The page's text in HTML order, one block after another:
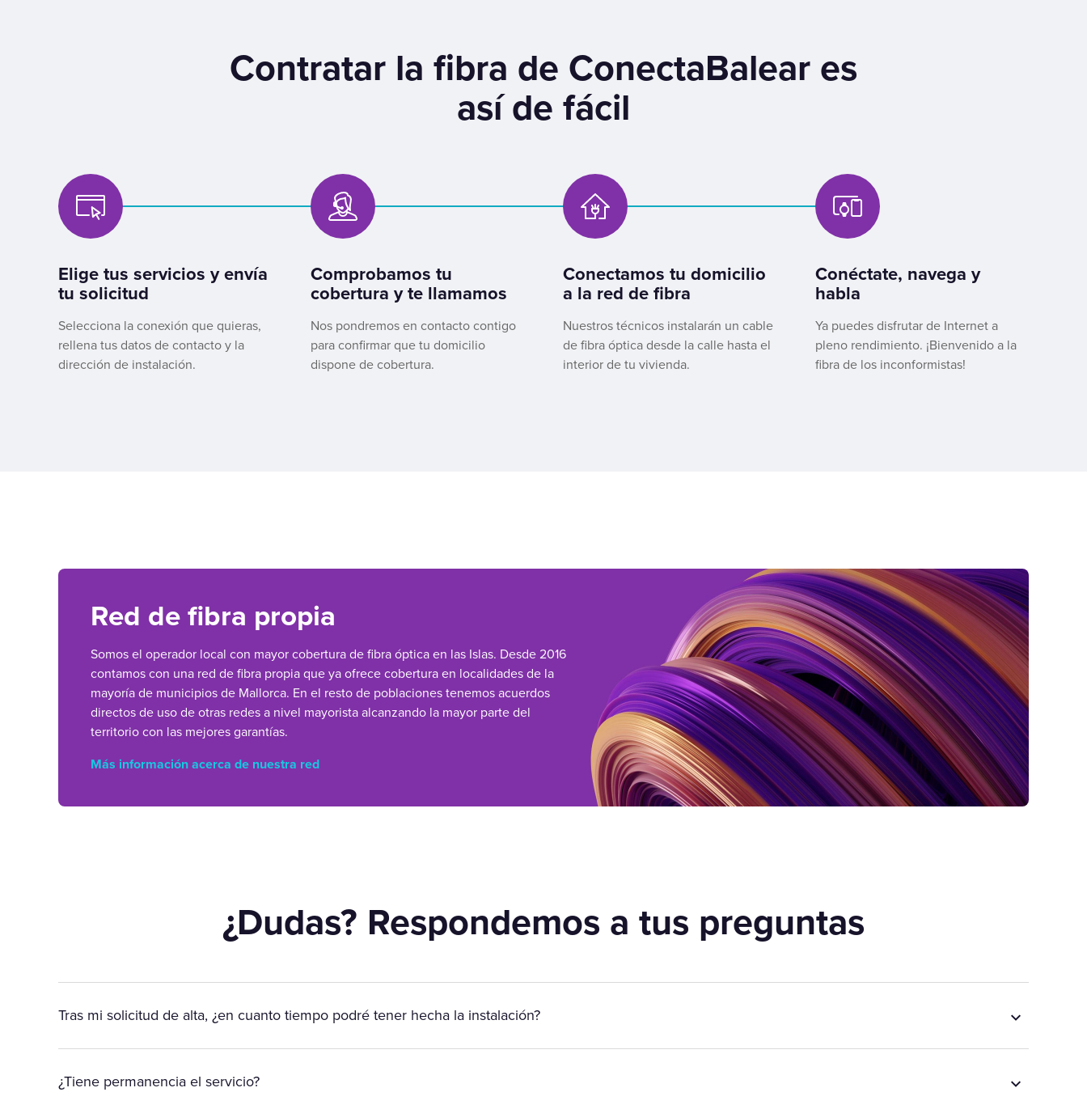
Contratar la fibra de ConectaBalear es
así de fácil
Elige tus servicios y envía
tu solicitud
Selecciona la conexión que quieras,
rellena tus datos de contacto y la
dirección de instalación.
Comprobamos tu
cobertura y te llamamos
Nos pondremos en contacto contigo
para confirmar que tu domicilio
dispone de cobertura.
Conectamos tu domicilio
a la red de fibra
Nuestros técnicos instalarán un cable
de fibra óptica desde la calle hasta el
interior de tu vivienda.
Conéctate, navega y
habla
Ya puedes disfrutar de Internet a
pleno rendimiento. ¡Bienvenido a la
fibra de los inconformistas!
Red de fibra propia
Somos el operador local con mayor cobertura de fibra óptica en las Islas. Desde 2016
contamos con una red de fibra propia que ya ofrece cobertura en localidades de la
mayoría de municipios de Mallorca. En el resto de poblaciones tenemos acuerdos
directos de uso de otras redes a nivel mayorista alcanzando la mayor parte del
territorio con las mejores garantías.
Más información acerca de nuestra red
¿Dudas? Respondemos a tus preguntas
Tras mi solicitud de alta, ¿en cuanto tiempo podré tener hecha la instalación?
¿Tiene permanencia el servicio?